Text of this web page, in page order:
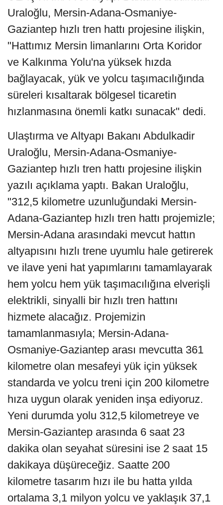
Uraloğlu, Mersin-Adana-Osmaniye-
Gaziantep hızlı tren hattı projesine ilişkin,
"Hattımız Mersin limanlarını Orta Koridor
ve Kalkınma Yolu'na yüksek hızda
bağlayacak, yük ve yolcu taşımacılığında
süreleri kısaltarak bölgesel ticaretin
hızlanmasına önemli katkı sunacak" dedi.
Ulaştırma ve Altyapı Bakanı Abdulkadir
Uraloğlu, Mersin-Adana-Osmaniye-
Gaziantep hızlı tren hattı projesine ilişkin
yazılı açıklama yaptı. Bakan Uraloğlu,
"312,5 kilometre uzunluğundaki Mersin-
Adana-Gaziantep hızlı tren hattı projemizle;
Mersin-Adana arasındaki mevcut hattın
altyapısını hızlı trene uyumlu hale getirerek
ve ilave yeni hat yapımlarını tamamlayarak
hem yolcu hem yük taşımacılığına elverişli
elektrikli, sinyalli bir hızlı tren hattını
hizmete alacağız. Projemizin
tamamlanmasıyla; Mersin-Adana-
Osmaniye-Gaziantep arası mevcutta 361
kilometre olan mesafeyi yük için yüksek
standarda ve yolcu treni için 200 kilometre
hıza uygun olarak yeniden inşa ediyoruz.
Yeni durumda yolu 312,5 kilometreye ve
Mersin-Gaziantep arasında 6 saat 23
dakika olan seyahat süresini ise 2 saat 15
dakikaya düşüreceğiz. Saatte 200
kilometre tasarım hızı ile bu hatta yılda
ortalama 3,1 milyon yolcu ve yaklaşık 37,1